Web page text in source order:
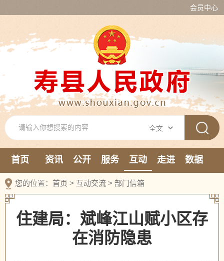
会员中心
首页 资讯 公开 服务 互动 走进
数据
您的位置： 首页 > 互动交流 > 部门信箱
住建局：斌峰江山赋小区存
在消防隐患